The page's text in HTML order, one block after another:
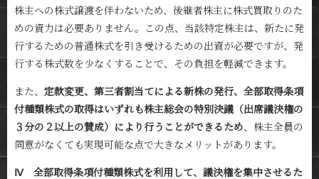
株主への株式譲渡を伴わないため、後継者株主に株式買取りのた
めの資力は必要ありません。この点、当該特定株主は、新たに発
行するための普通株式を引き受けるための出資が必要ですが、発
行する株式数を少なくすることで、その負担を軽減できます。
また、 定款変更、第三者割当てによる新株の発行、全部取得条項
付種類株式の取得はいずれも株主総会の特別決議（出席議決権の
３分の２以上の賛成）により行うことができるため、株主全員の
同意がなくても実現可能な点で大きなメリットがあります。
Ⅳ 全部取得条項付種類株式を利用して、議決権を集中させるた